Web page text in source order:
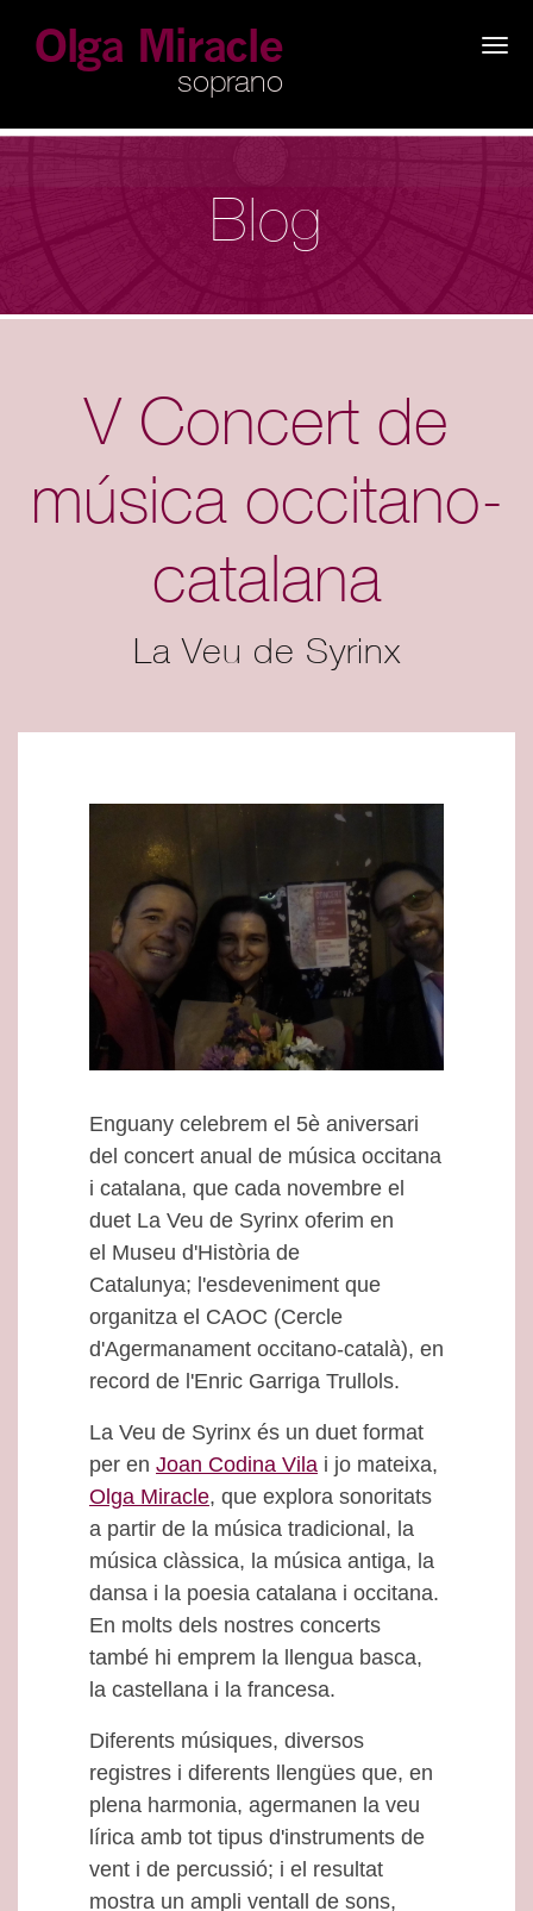
×
Blog
V Concert de
música occitano-
catalana
La Veu de Syrinx
Enguany celebrem el 5è aniversari
del concert anual de música occitana
i catalana, que cada novembre el
duet La Veu de Syrinx oferim en
el Museu d'Història de
Catalunya; l'esdeveniment que
organitza el CAOC (Cercle
d'Agermanament occitano-català), en
record de l'Enric Garriga Trullols.
La Veu de Syrinx és un duet format
per en Joan Codina Vila i jo mateixa,
Olga Miracle, que explora sonoritats
a partir de la música tradicional, la
música clàssica, la música antiga, la
dansa i la poesia catalana i occitana.
En molts dels nostres concerts
també hi emprem la llengua basca,
la castellana i la francesa.
Diferents músiques, diversos
registres i diferents llengües que, en
plena harmonia, agermanen la veu
lírica amb tot tipus d'instruments de
vent i de percussió; i el resultat
mostra un ampli ventall de sons,